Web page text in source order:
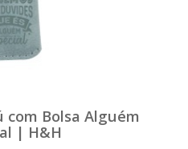
com Bolsa Alguém
| H&H